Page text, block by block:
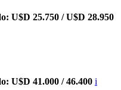
U$D 25.750 / U$D 28.950
U$D 41.000 / 46.400 i